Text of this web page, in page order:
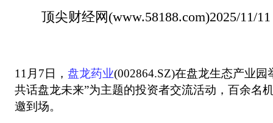
顶尖财经网 (www.58188.com)2025/11/
11月7日， 盘龙药业(002864.SZ)在盘龙生态产业
共话盘龙未来”为主题的投资者交流活动，百余名
邀到场。